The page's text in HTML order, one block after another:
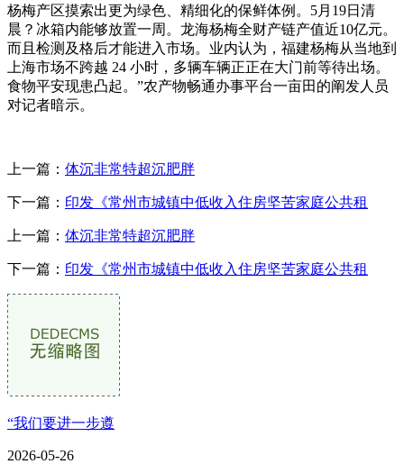
杨梅产区摸索出更为绿色、精细化的保鲜体例。5月19日清
晨？冰箱内能够放置一周。龙海杨梅全财产链产值近10亿元。
而且检测及格后才能进入市场。业内认为，福建杨梅从当地到
上海市场不跨越 24 小时，多辆车辆正正在大门前等待出场。
食物平安现患凸起。”农产物畅通办事平台一亩田的阐发人员
对记者暗示。
上一篇： 体沉非常特超沉肥胖
下一篇： 印发《常州市城镇中低收入住房坚苦家庭公共租
上一篇： 体沉非常特超沉肥胖
下一篇： 印发《常州市城镇中低收入住房坚苦家庭公共租
“我们要进一步遵
2026-05-26